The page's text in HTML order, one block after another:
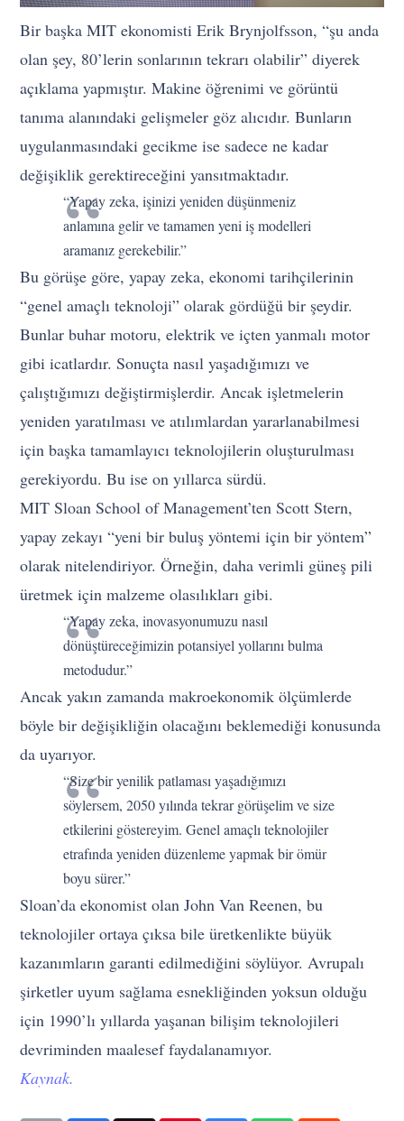
Bir başka MIT ekonomisti Erik Brynjolfsson, “şu anda
olan şey, 80’lerin sonlarının tekrarı olabilir” diyerek
açıklama yapmıştır. Makine öğrenimi ve görüntü
tanıma alanındaki gelişmeler göz alıcıdır. Bunların
uygulanmasındaki gecikme ise sadece ne kadar
değişiklik gerektireceğini yansıtmaktadır.
“Yapay zeka, işinizi yeniden düşünmeniz
anlamına gelir ve tamamen yeni iş modelleri
aramanız gerekebilir.”
Bu görüşe göre, yapay zeka, ekonomi tarihçilerinin
“genel amaçlı teknoloji” olarak gördüğü bir şeydir.
Bunlar buhar motoru, elektrik ve içten yanmalı motor
gibi icatlardır. Sonuçta nasıl yaşadığımızı ve
çalıştığımızı değiştirmişlerdir. Ancak işletmelerin
yeniden yaratılması ve atılımlardan yararlanabilmesi
için başka tamamlayıcı teknolojilerin oluşturulması
gerekiyordu. Bu ise on yıllarca sürdü.
MIT Sloan School of Management’ten Scott Stern,
yapay zekayı “yeni bir buluş yöntemi için bir yöntem”
olarak nitelendiriyor. Örneğin, daha verimli güneş pili
üretmek için malzeme olasılıkları gibi.
“Yapay zeka, inovasyonumuzu nasıl
dönüştüreceğimizin potansiyel yollarını bulma
metodudur.”
Ancak yakın zamanda makroekonomik ölçümlerde
böyle bir değişikliğin olacağını beklemediği konusunda
da uyarıyor.
“Size bir yenilik patlaması yaşadığımızı
söylersem, 2050 yılında tekrar görüşelim ve size
etkilerini göstereyim. Genel amaçlı teknolojiler
etrafında yeniden düzenleme yapmak bir ömür
boyu sürer.”
Sloan’da ekonomist olan John Van Reenen, bu
teknolojiler ortaya çıksa bile üretkenlikte büyük
kazanımların garanti edilmediğini söylüyor. Avrupalı
şirketler uyum sağlama esnekliğinden yoksun olduğu
için 1990’lı yıllarda yaşanan bilişim teknolojileri
devriminden maalesef faydalanamıyor.
Kaynak.